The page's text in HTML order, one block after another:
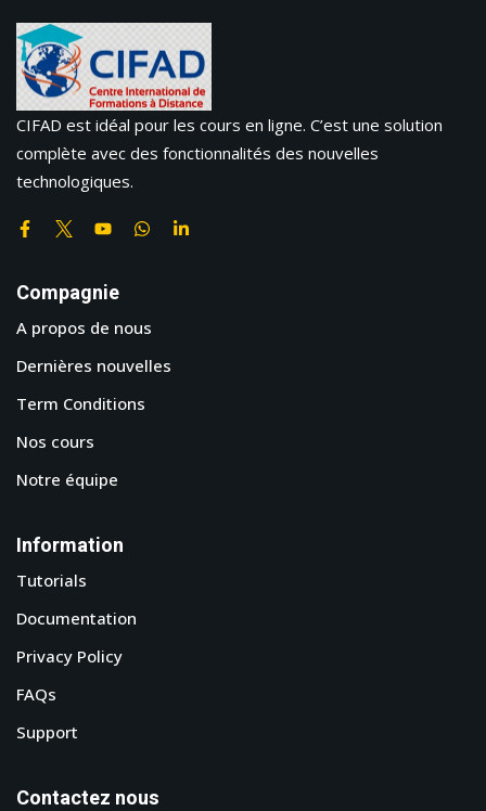
CIFAD est idéal pour les cours en ligne. C’est une solution
complète avec des fonctionnalités des nouvelles
technologiques.
Compagnie
A propos de nous
Dernières nouvelles
Term Conditions
Nos cours
Notre équipe
Information
Tutorials
Documentation
Privacy Policy
FAQs
Support
Contactez nous